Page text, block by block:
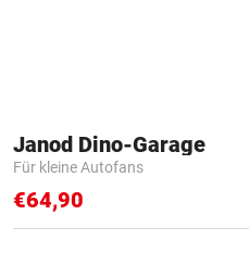
Janod Dino-Garage
Für kleine Autofans
€64,90